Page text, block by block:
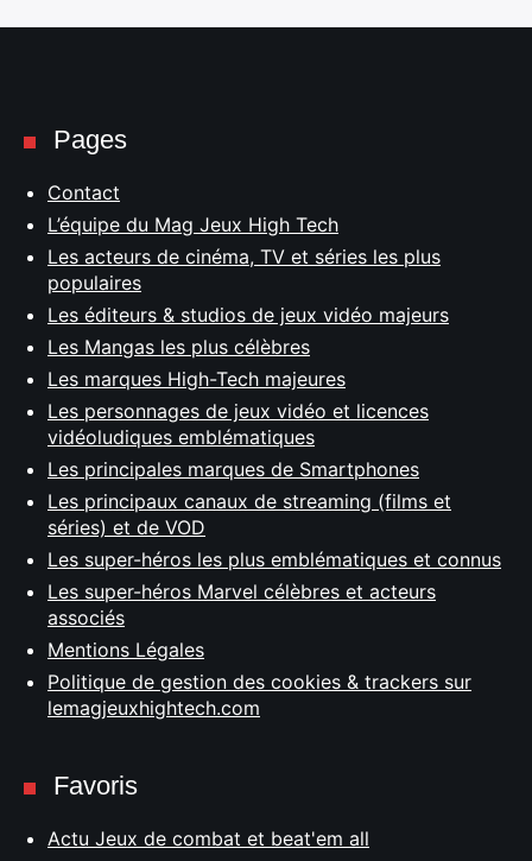
Pages
Contact
L’équipe du Mag Jeux High Tech
Les acteurs de cinéma, TV et séries les plus
populaires
Les éditeurs & studios de jeux vidéo majeurs
Les Mangas les plus célèbres
Les marques High-Tech majeures
Les personnages de jeux vidéo et licences
vidéoludiques emblématiques
Les principales marques de Smartphones
Les principaux canaux de streaming (films et
séries) et de VOD
Les super-héros les plus emblématiques et connus
Les super-héros Marvel célèbres et acteurs
associés
Mentions Légales
Politique de gestion des cookies & trackers sur
lemagjeuxhightech.com
Favoris
Actu Jeux de combat et beat'em all